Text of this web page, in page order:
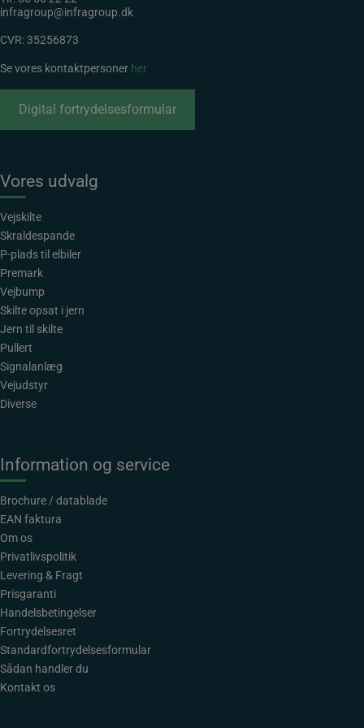
infragroup@infragroup.dk
CVR: 35256873
Se vores kontaktpersoner her
Digital fortrydelsesformular
Vores udvalg
Vejskilte
Skraldespande
P-plads til elbiler
Premark
Vejbump
Skilte opsat i jern
Jern til skilte
Pullert
Signalanlæg
Vejudstyr
Diverse
Information og service
Brochure / datablade
EAN faktura
Om os
Privatlivspolitik
Levering & Fragt
Prisgaranti
Handelsbetingelser
Fortrydelsesret
Standardfortrydelsesformular
Sådan handler du
Kontakt os